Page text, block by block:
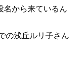
名から来ているん
の浅丘ルリ子さん